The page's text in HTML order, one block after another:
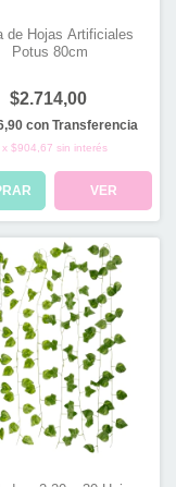
de Hojas Artificiales
Potus 80cm
$2.714,00
con Transferencia
x$904,67 sin interés
VER